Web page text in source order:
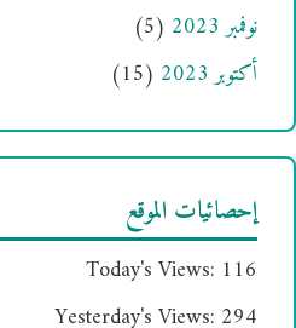
نوفمبر 2023
(5)
أكتوبر 2023
(15)
إحصائيات الموقع
Today's Views: 116
Yesterday's Views: 294